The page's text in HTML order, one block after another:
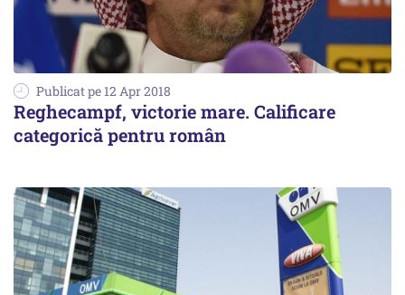
Publicat pe 12 Apr 2018
Reghecampf, victorie mare. Calificare
categorică pentru român